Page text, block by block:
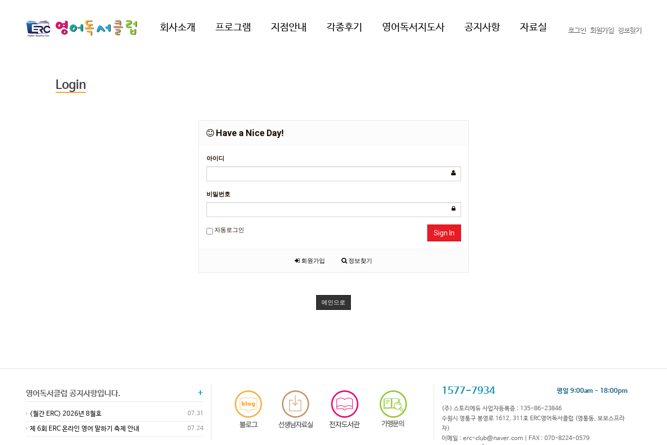
회사소개 프로그램 지점안내 각종후기 영어독서지도사 공지사항 자료실 로그인 회원가입 정보찾기
Login
Have a Nice Day!
아이디
비밀번호
자동로그인 Sign In
회원가입 정보찾기
메인으로
영어독서클럽 공지사항입니다. +
07.31
<월간 ERC> 2026년 8월호
07.24
제 6회 ERC 온라인 영어 말하기 축제 안내
1577-7934 평일 9:00am - 18:00pm
(주) 스토리에듀 사업자등록증 : 135-86-23846
수원시 영통구 봉영로 1612, 311호 ERC영어독서클럽 (영통동, 보보스프라
자)
이메일 : erc-club@naver.com | FAX : 070-8224-0579